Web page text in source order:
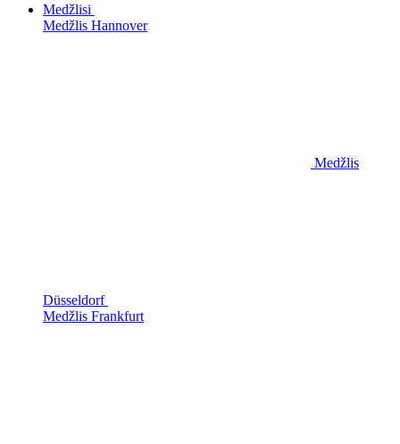
Medžlisi
Medžlis Hannover
Medžlis
Düsseldorf
Medžlis Frankfurt